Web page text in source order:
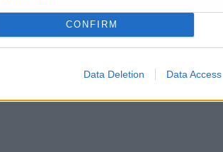
CONFIRM
Data Deletion Data Access